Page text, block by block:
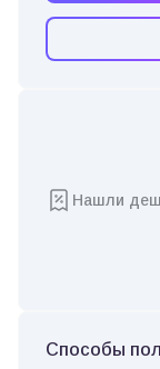
Нашли
Способы